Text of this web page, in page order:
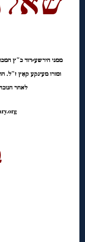
ממני הירשע⸗דוד כ″ץ
ומורו מעינקע קאַץ ז″ל.
לאחר